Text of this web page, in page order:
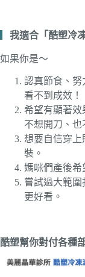
我適合「酷塑冷
如果你是～
認真節食、努
看不到成效！
希望有顯著效
不想開刀、也
想要自信穿上
裝。
媽咪們產後希
嘗試過大範
更好看。
酷塑幫你對付各種